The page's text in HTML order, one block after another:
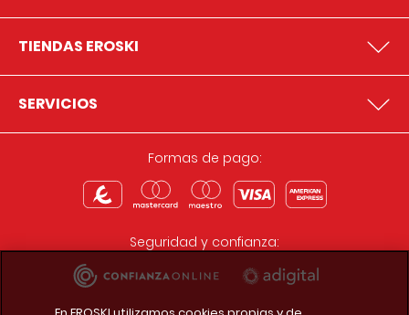
TIENDAS EROSKI
SERVICIOS
Formas de pago:
Seguridad y confianza: